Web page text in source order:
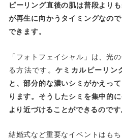
ピーリング直後の肌は普段より
が再生に向かうタイミングなの
できます。
「フォトフェイシャル」は、光
る方法です。ケミカルピーリン
と、部分的な濃いシミがかえっ
ります。そうしたシミを集中的
より近づけることができるのです
結婚式など重要なイベントはも